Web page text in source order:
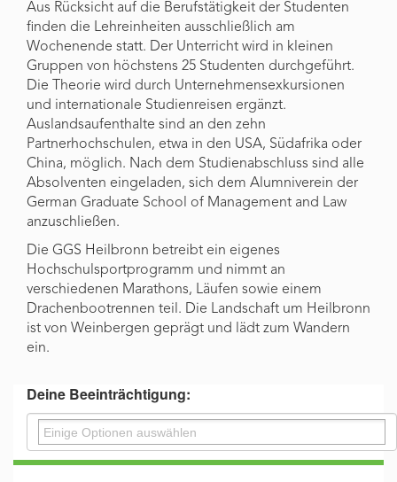
Aus Rücksicht auf die Berufstätigkeit der Studenten
finden die Lehreinheiten ausschließlich am
Wochenende statt. Der Unterricht wird in kleinen
Gruppen von höchstens 25 Studenten durchgeführt.
Die Theorie wird durch Unternehmensexkursionen
und internationale Studienreisen ergänzt.
Auslandsaufenthalte sind an den zehn
Partnerhochschulen, etwa in den USA, Südafrika oder
China, möglich. Nach dem Studienabschluss sind alle
Absolventen eingeladen, sich dem Alumniverein der
German Graduate School of Management and Law
anzuschließen.
Die GGS Heilbronn betreibt ein eigenes
Hochschulsportprogramm und nimmt an
verschiedenen Marathons, Läufen sowie einem
Drachenbootrennen teil. Die Landschaft um Heilbronn
ist von Weinbergen geprägt und lädt zum Wandern
ein.
Deine Beeinträchtigung: